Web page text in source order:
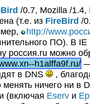
/0.7, Mozilla /
(т.е. из FireBird /
http://
ПО). В IE
россия.ru можно
h1alffa9f.ru/
в DNS
,
менять ничего ни в
(включая Eserv и